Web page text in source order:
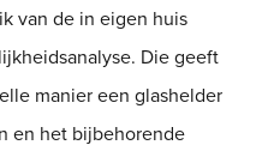
van de in eigen huis
Die geeft
manier een glashelder
en het bijbehorende